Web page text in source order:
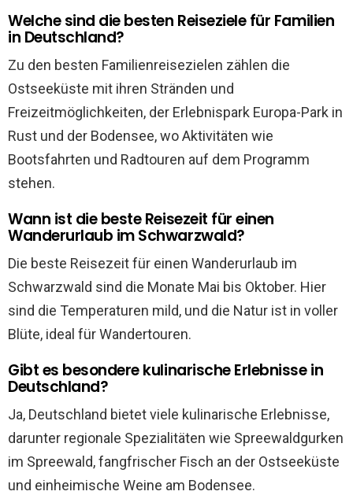
Welche sind die besten Reiseziele für Familien
in Deutschland?
Zu den besten Familienreisezielen zählen die
Ostseeküste mit ihren Stränden und
Freizeitmöglichkeiten, der Erlebnispark Europa-Park in
Rust und der Bodensee, wo Aktivitäten wie
Bootsfahrten und Radtouren auf dem Programm
stehen.
Wann ist die beste Reisezeit für einen
Wanderurlaub im Schwarzwald?
Die beste Reisezeit für einen Wanderurlaub im
Schwarzwald sind die Monate Mai bis Oktober. Hier
sind die Temperaturen mild, und die Natur ist in voller
Blüte, ideal für Wandertouren.
Gibt es besondere kulinarische Erlebnisse in
Deutschland?
Ja, Deutschland bietet viele kulinarische Erlebnisse,
darunter regionale Spezialitäten wie Spreewaldgurken
im Spreewald, fangfrischer Fisch an der Ostseeküste
und einheimische Weine am Bodensee.